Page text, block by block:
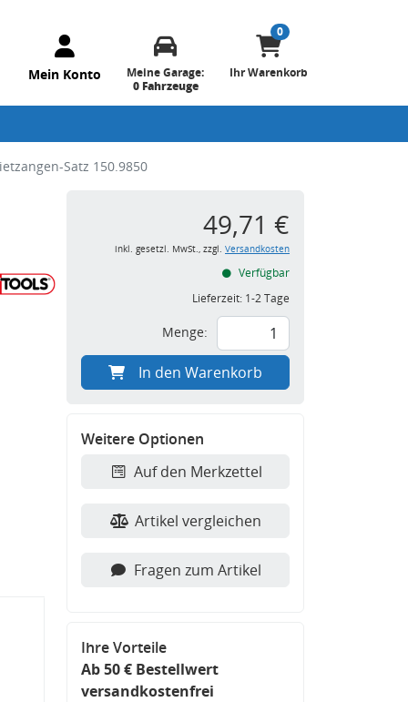
Mein Konto
Meine Garage:
0 Fahrzeuge
0
Ihr Warenkorb
Satz 150.9850
49,71 €
inkl. gesetzl. MwSt., zzgl. Versandkosten
Verfügbar
Lieferzeit: 1-2 Tage
Menge:
In den Warenkorb
Weitere Optionen
Auf den Merkzettel
Artikel vergleichen
Fragen zum Artikel
Ihre Vorteile
Ab 50 € Bestellwert
versandkostenfrei